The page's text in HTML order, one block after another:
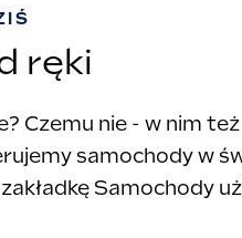
ręki
Czemu nie - w nim
samochody w
Samochody